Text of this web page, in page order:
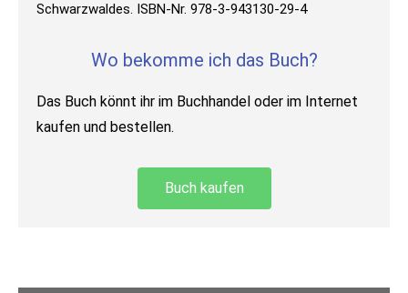
Schwarzwaldes. ISBN-Nr. 978-3-943130-29-4
Wo bekomme ich das Buch?
Das Buch könnt ihr im Buchhandel oder im Internet
kaufen und bestellen.
Buch kaufen